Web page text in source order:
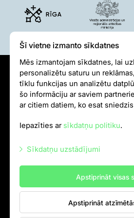
Iespējas skolēniem un studentiem
Studentu izstrādātie darbi Rīga ZOO
Izglītība
ZooSkola
Izglītības stratēģija
"Zinarium" apmeklējums
Kohēzijas fonda projekts
Cenas "Cīruļos"
Darba laiks "Cīruļos"
"Cīruļu" karte
Par ārpilsētas bāzi "Cīruļi"
"Cīruļu" kontaktinformācija
Sīkdatņu politika
Iekšējās kārtības noteikumi
Autortiesības
+37128001109,P–Pk
Meža prospekts 1, Rīga, LV-
Šī vietne izmanto sīkdatnes
Mēs izmantojam sīkdatnes, lai
personalizētu saturu un
tīklu funkcijas un analizētu
šo informāciju ar saviem
ar citiem datiem, ko esat
Iepazīties arsīkdatņu politiku.
Sīkdatņu uzstādījumi
Mārketinga sīkdatnes
Statistikas sīkdatnes
Apstiprināt visas
Apstiprināt